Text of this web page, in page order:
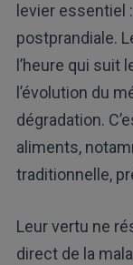
levier essentiel
postprandiale.
l’heure qui
l’évolution du
dégradation.
aliments,
traditionnelle,
Leur vertu ne
direct de la